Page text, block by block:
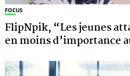
FOCUS
FlipNpik, “Les jeunes
en moins d’importance